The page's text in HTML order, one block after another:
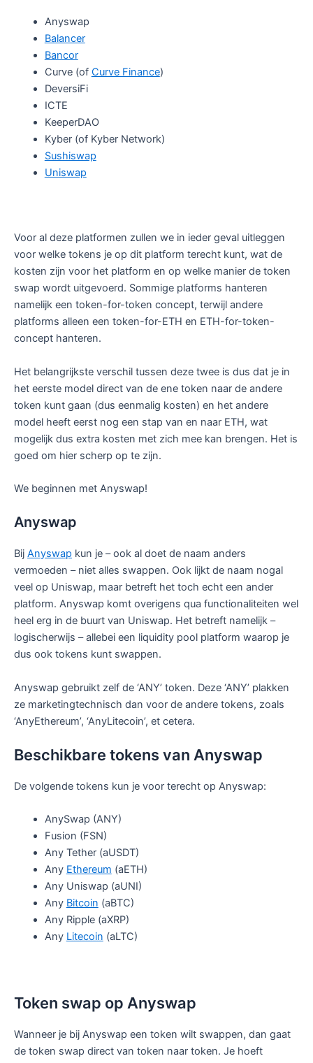
Anyswap
Balancer
Bancor
Curve (of Curve Finance)
DeversiFi
ICTE
KeeperDAO
Kyber (of Kyber Network)
Sushiswap
Uniswap
Voor al deze platformen zullen we in ieder geval uitleggen
voor welke tokens je op dit platform terecht kunt, wat de
kosten zijn voor het platform en op welke manier de token
swap wordt uitgevoerd. Sommige platforms hanteren
namelijk een token-for-token concept, terwijl andere
platforms alleen een token-for-ETH en ETH-for-token-
concept hanteren.
Het belangrijkste verschil tussen deze twee is dus dat je in
het eerste model direct van de ene token naar de andere
token kunt gaan (dus eenmalig kosten) en het andere
model heeft eerst nog een stap van en naar ETH, wat
mogelijk dus extra kosten met zich mee kan brengen. Het is
goed om hier scherp op te zijn.
We beginnen met Anyswap!
Anyswap
Bij Anyswap kun je – ook al doet de naam anders
vermoeden – niet alles swappen. Ook lijkt de naam nogal
veel op Uniswap, maar betreft het toch echt een ander
platform. Anyswap komt overigens qua functionaliteiten wel
heel erg in de buurt van Uniswap. Het betreft namelijk –
logischerwijs – allebei een liquidity pool platform waarop je
dus ook tokens kunt swappen.
Anyswap gebruikt zelf de ‘ANY’ token. Deze ‘ANY’ plakken
ze marketingtechnisch dan voor de andere tokens, zoals
‘AnyEthereum’, ‘AnyLitecoin’, et cetera.
Beschikbare tokens van Anyswap
De volgende tokens kun je voor terecht op Anyswap:
AnySwap (ANY)
Fusion (FSN)
Any Tether (aUSDT)
Any Ethereum (aETH)
Any Uniswap (aUNI)
Any Bitcoin (aBTC)
Any Ripple (aXRP)
Any Litecoin (aLTC)
Token swap op Anyswap
Wanneer je bij Anyswap een token wilt swappen, dan gaat
de token swap direct van token naar token. Je hoeft